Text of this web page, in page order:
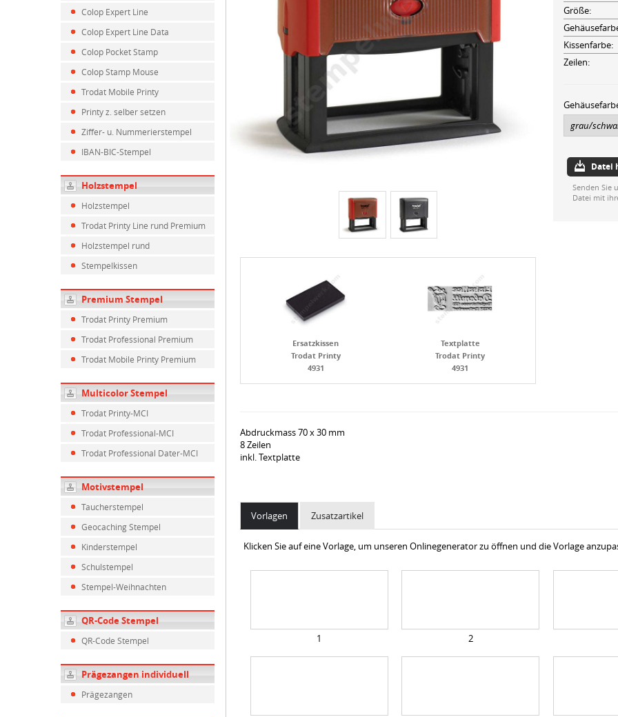
Colop Expert Line
Colop Expert Line Data
Colop Pocket Stamp
Colop Stamp Mouse
Trodat Mobile Printy
Printy z. selber setzen
Ziffer- u. Nummerierstempel
IBAN-BIC-Stempel
Holzstempel
Holzstempel
Trodat Printy Line rund Premium
Holzstempel rund
Stempelkissen
Premium Stempel
Trodat Printy Premium
Trodat Professional Premium
Trodat Mobile Printy Premium
Multicolor Stempel
Trodat Printy-MCI
Trodat Professional-MCI
Trodat Professional Dater-MCI
Motivstempel
Taucherstempel
Geocaching Stempel
Kinderstempel
Schulstempel
Stempel-Weihnachten
QR-Code Stempel
QR-Code Stempel
Prägezangen individuell
Prägezangen
Textplatte
Trodat Printy
4931
Ersatzkissen
Trodat Printy
4931
Größe:
Kissenfarbe:
Zeilen:
Datei
Senden Sie
Datei mit
Abdruckmass 70 x 30 mm
8 Zeilen
inkl. Textplatte
Vorlagen Zusatzartikel
Klicken Sie auf eine Vorlage, um unseren Onlinegenerator zu öffnen und die Vorlage
1 2